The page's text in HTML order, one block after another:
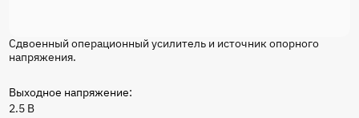
Сдвоенный операционный усилитель и источник опорного
напряжения.
Выходное напряжение:
2.5 В